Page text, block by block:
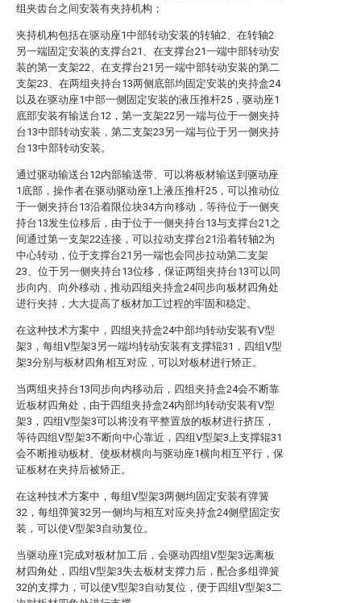
组夹齿台之间安装有夹持机构；
夹持机构包括在驱动座1中部转动安装的转轴2、在转轴2
另一端固定安装的支撑台21、在支撑台21一端中部转动安
装的第一支架22、在支撑台21另一端中部转动安装的第二
支架23、在两组夹持台13两侧底部均固定安装的夹持盒24
以及在驱动座1中部一侧固定安装的液压推杆25，驱动座1
底部安装有输送台12，第一支架22另一端与位于一侧夹持
台13中部转动安装，第二支架23另一端与位于另一侧夹持
台13中部转动安装。
通过驱动输送台12内部输送带、可以将板材输送到驱动座
1底部，操作者在驱动驱动座1上液压推杆25，可以推动位
于一侧夹持台13沿着限位块34方向移动，等待位于一侧夹
持台13发生位移后，由于位于一侧夹持台13与支撑台21之
间通过第一支架22连接，可以拉动支撑台21沿着转轴2为
中心转动，位于支撑台21另一端也会同步拉动第二支架
23、位于另一侧夹持台13位移，保证两组夹持台13可以同
步向内、向外移动，推动四组夹持盒24同步向板材四角处
进行夹持，大大提高了板材加工过程的牢固和稳定。
在这种技术方案中，四组夹持盒24中部均转动安装有V型
架3，每组V型架3另一端均转动安装有支撑辊31，四组V型
架3分别与板材四角相互对应，可以对板材进行矫正。
当两组夹持台13同步向内移动后，四组夹持盒24会不断靠
近板材四角处，由于四组夹持盒24内部均转动安装有V型
架3，四组V型架3可以将没有平整置放的板材进行挤压，
等待四组V型架3不断向中心靠近，四组V型架3上支撑辊31
会不断推动板材、使板材横向与驱动座1横向相互平行，保
证板材在夹持后被矫正。
在这种技术方案中，每组V型架3两侧均固定安装有弹簧
32，每组弹簧32另一侧均与相互对应夹持盒24侧壁固定安
装，可以使V型架3自动复位。
当驱动座1完成对板材加工后，会驱动四组V型架3远离板
材四角处，四组V型架3失去板材支撑力后，配合多组弹簧
32的支撑力，可以使V型架3自动复位，便于四组V型架3二